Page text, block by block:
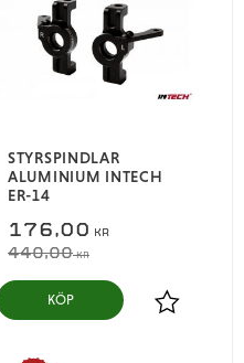
i favoriter
STYRSPINDLAR
ALUMINIUM INTECH
ER-14
176,00 KR
440,00KR
Lägg till i
KÖP